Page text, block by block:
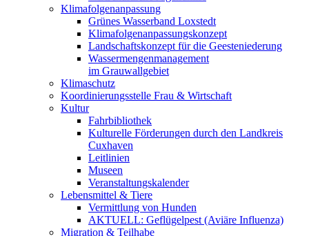
Klimafolgenanpassung
Grünes Wasserband Loxstedt
Klimafolgenanpassungskonzept
Landschaftskonzept für die Geesteniederung
Wassermengenmanagement
im Grauwallgebiet
Klimaschutz
Koordinierungsstelle Frau & Wirtschaft
Kultur
Fahrbibliothek
Kulturelle Förderungen durch den Landkreis
Cuxhaven
Leitlinien
Museen
Veranstaltungskalender
Lebensmittel & Tiere
Vermittlung von Hunden
AKTUELL: Geflügelpest (Aviäre Influenza)
Migration & Teilhabe